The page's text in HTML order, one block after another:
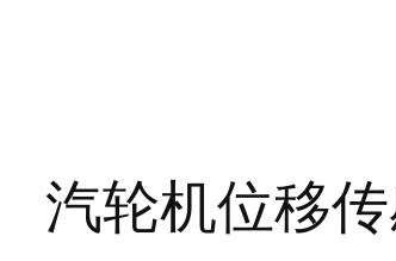
汽轮机位移